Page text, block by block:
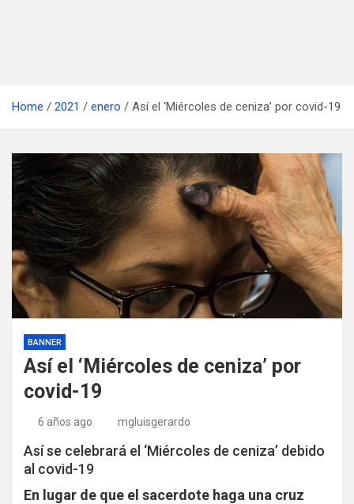
Home 2021 enero Así el ‘Miércoles de ceniza’ por covid-19
BANNER
Así el ‘Miércoles de ceniza’ por
covid-19
6 años ago mgluisgerardo
Así se celebrará el ‘Miércoles de ceniza’ debido
al covid-19
En lugar de que el sacerdote haga una cruz